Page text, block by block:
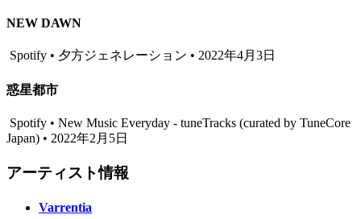
NEW DAWN
Spotify • 夕方ジェネレーション • 2022年4月3日
惑星都市
Spotify • New Music Everyday - tuneTracks (curated by TuneCore
Japan) • 2022年2月5日
アーティスト情報
Varrentia